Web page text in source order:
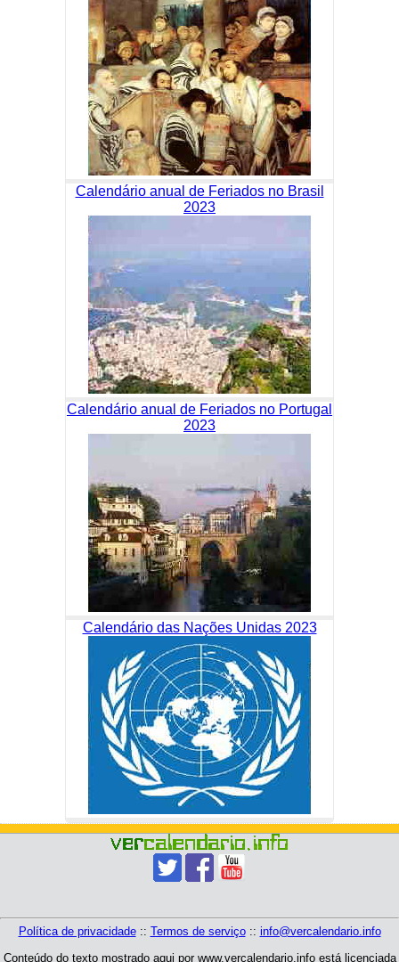
Calendário anual de Feriados no Brasil
2023
Calendário anual de Feriados no Portugal
2023
Calendário das Nações Unidas 2023
Política de privacidade:: Termos de serviço:: info@vercalendario.info
Conteúdo do texto mostrado aqui por www.vercalendario.info está licenciada